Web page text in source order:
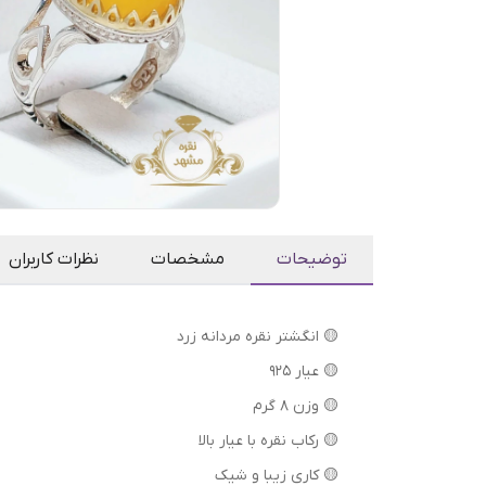
توضیحات مشخصات نظرات کاربران
🟡 انگشتر نقره مردانه زرد
🟡 عیار 925
🟡 وزن 8 گرم
🟡 رکاب نقره با عیار بالا
🟡 کاری زیبا و شیک